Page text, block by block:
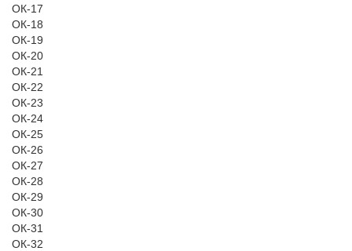
ОК-17
ОК-18
ОК-19
ОК-20
ОК-21
ОК-22
ОК-23
ОК-24
ОК-25
ОК-26
ОК-27
ОК-28
ОК-29
ОК-30
ОК-31
ОК-32